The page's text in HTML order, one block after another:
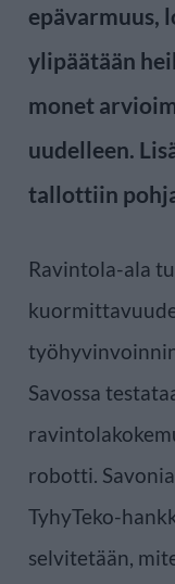
epävarmuus,
ylipäätään
monet
uudelleen.
tallottiin
Ravintola-ala
Savossa
robotti.
TyhyTeko-
selvitetään,